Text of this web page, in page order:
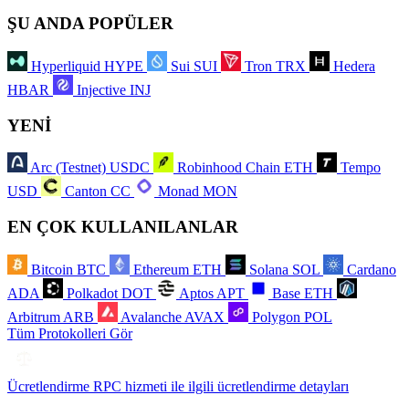
ŞU ANDA POPÜLER
Hyperliquid HYPE Sui SUI Tron TRX
Hedera
HBAR
Injective INJ
YENİ
Arc (Testnet) USDC Robinhood Chain ETH
Tempo
USD
Canton CC Monad MON
EN ÇOK KULLANILANLAR
Bitcoin BTC Ethereum ETH Solana SOL
Cardano
ADA
Polkadot DOT Aptos APT Base ETH
Arbitrum ARB Avalanche AVAX Polygon POL
Tüm Protokolleri Gör
Ücretlendirme RPC hizmeti ile ilgili ücretlendirme detayları